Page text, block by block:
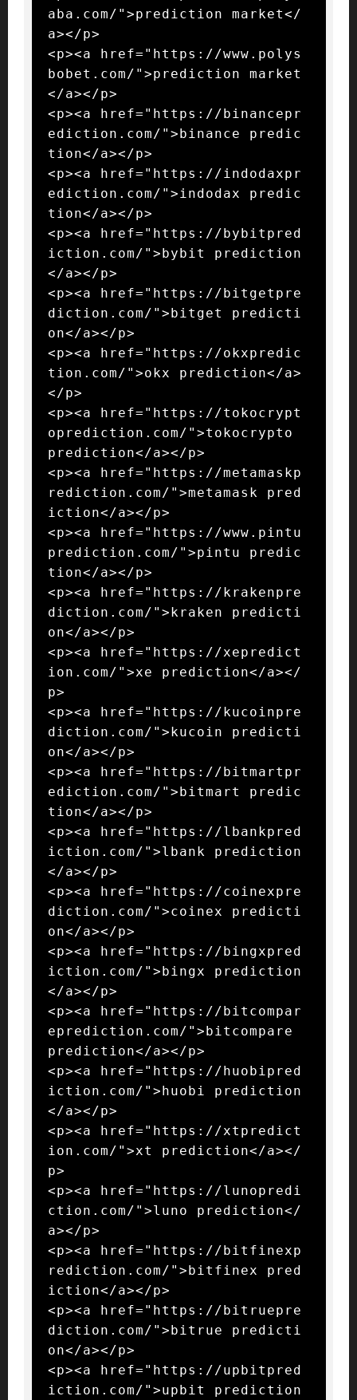
aba.com/">prediction market</
a></p>
<p><a href="https://www.polys
bobet.com/">prediction market
</a></p>
<p><a href="https://binancepr
ediction.com/">binance predic
tion</a></p>
<p><a href="https://indodaxpr
ediction.com/">indodax predic
tion</a></p>
<p><a href="https://bybitpred
iction.com/">bybit prediction
</a></p>
<p><a href="https://bitgetpre
diction.com/">bitget predicti
on</a></p>
<p><a href="https://okxpredic
tion.com/">okx prediction</a>
</p>
<p><a href="https://tokocrypt
oprediction.com/">tokocrypto
prediction</a></p>
<p><a href="https://metamaskp
rediction.com/">metamask pred
iction</a></p>
<p><a href="https://www.pintu
prediction.com/">pintu predic
tion</a></p>
<p><a href="https://krakenpre
diction.com/">kraken predicti
on</a></p>
<p><a href="https://xepredict
ion.com/">xe prediction</a></
p>
<p><a href="https://kucoinpre
diction.com/">kucoin predicti
on</a></p>
<p><a href="https://bitmartpr
ediction.com/">bitmart predic
tion</a></p>
<p><a href="https://lbankpred
iction.com/">lbank prediction
</a></p>
<p><a href="https://coinexpre
diction.com/">coinex predicti
on</a></p>
<p><a href="https://bingxpred
iction.com/">bingx prediction
</a></p>
<p><a href="https://bitcompar
eprediction.com/">bitcompare
prediction</a></p>
<p><a href="https://huobipred
iction.com/">huobi prediction
</a></p>
<p><a href="https://xtpredict
ion.com/">xt prediction</a></
p>
<p><a href="https://lunopredi
ction.com/">luno prediction</
a></p>
<p><a href="https://bitfinexp
rediction.com/">bitfinex pred
iction</a></p>
<p><a href="https://bitruepre
diction.com/">bitrue predicti
on</a></p>
<p><a href="https://upbitpred
iction.com/">upbit prediction